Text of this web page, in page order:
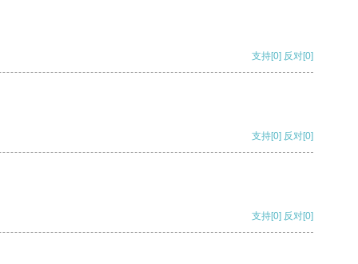
支持[0] 反对[0]
支持[0] 反对[0]
支持[0] 反对[0]